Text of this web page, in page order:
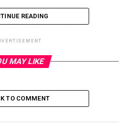
കോണ്‍ഗ്രസ്
രംഗത്തുവന്നു.
കസ്റ്റഡിയിലെടുക്കുന്നതും
സംഭവിക്കുമെന്ന് രാഹുല്‍
റിപ്പോര്‍ട്ട് ചെയ്യുന്ന
സുരക്ഷാ വിവരങ്ങള്‍
READING
MAY LIKE
TO COMMENT